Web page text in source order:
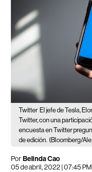
Twitter El jefe de Tesla,
Twitter, con una
encuesta en Twitter
de edición. (Bloomberg/
PorBelinda Cao
05 de abril, 2022 | 07:45 PM